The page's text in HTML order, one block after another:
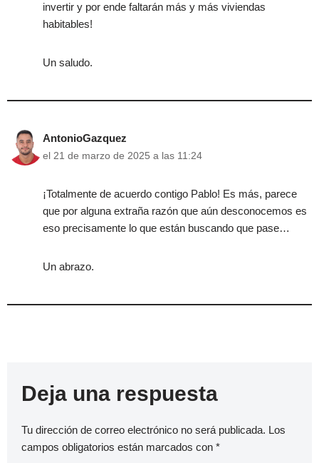
invertir y por ende faltarán más y más viviendas
habitables!
Un saludo.
AntonioGazquez
el 21 de marzo de 2025 a las 11:24
¡Totalmente de acuerdo contigo Pablo! Es más, parece
que por alguna extraña razón que aún desconocemos es
eso precisamente lo que están buscando que pase…
Un abrazo.
Deja una respuesta
Tu dirección de correo electrónico no será publicada. Los
campos obligatorios están marcados con *